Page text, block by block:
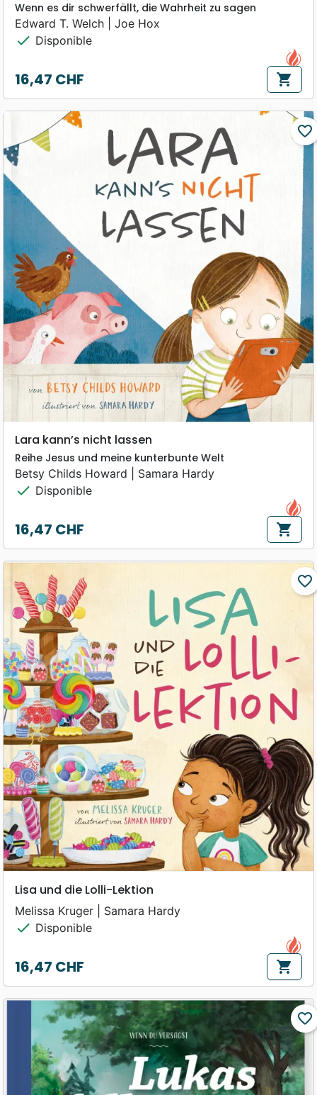
Wenn es dir schwerfällt, die Wahrheit zu sagen
Edward T. Welch | Joe Hox
check Disponible
Prix
16,47 CHF shopping_cart
favorite_border
Lara kann’s nicht lassen
Reihe Jesus und meine kunterbunte Welt
Betsy Childs Howard | Samara Hardy
check Disponible
Prix
16,47 CHF shopping_cart
favorite_border
Lisa und die Lolli-Lektion
Melissa Kruger | Samara Hardy
check Disponible
Prix
16,47 CHF shopping_cart
favorite_border